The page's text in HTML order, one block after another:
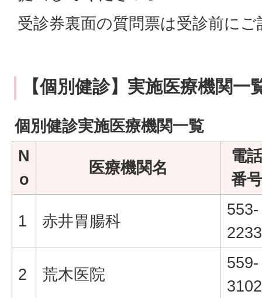
受診券裏面の質問票は受診前に
【個別健診】実施医療機関一
個別健診実施医療機関一覧
N
o
医療機関名
電話
番号
1 赤井胃腸科
553-
2233
2 荒木医院
559-
3102